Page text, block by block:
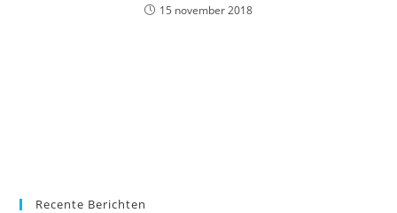
15 november 2018
Recente Berichten